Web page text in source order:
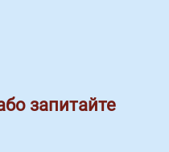
запитайте